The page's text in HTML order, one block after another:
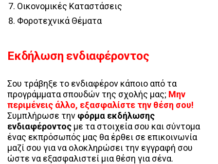
Οικονομικές Καταστάσεις
Φοροτεχνικά Θέματα
Εκδήλωση ενδιαφέροντος
Σου τράβηξε το ενδιαφέρον κάποιο από τα
προγράμματα σπουδών της σχολής μας; Μην
περιμένεις άλλο, εξασφαλίστε την θέση σου!
Συμπλήρωσε την φόρμα εκδήλωσης
ενδιαφέροντος με τα στοιχεία σου και σύντομα
ένας εκπρόσωπός μας θα έρθει σε επικοινωνία
μαζί σου για να ολοκληρώσει την εγγραφή σου
ώστε να εξασφαλιστεί μια θέση για σένα.